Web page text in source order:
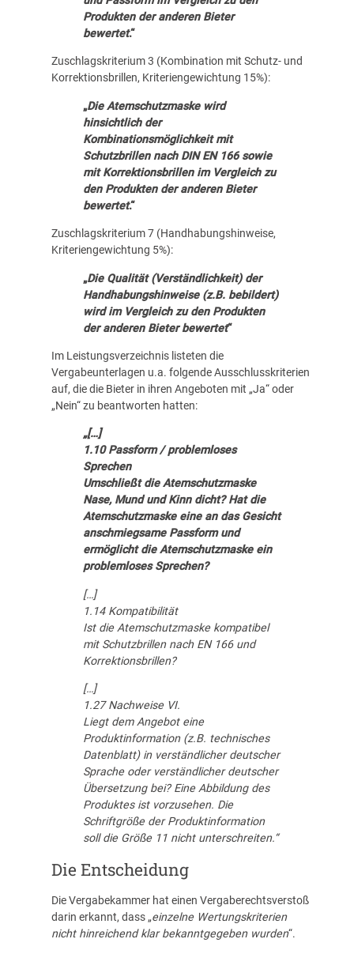
Produkten der anderen Bieter
bewertet.“
Zuschlagskriterium 3 (Kombination mit Schutz- und
Korrektionsbrillen, Kriteriengewichtung 15%):
„Die Atemschutzmaske wird
hinsichtlich der
Kombinationsmöglichkeit mit
Schutzbrillen nach DIN EN 166 sowie
mit Korrektionsbrillen im Vergleich zu
den Produkten der anderen Bieter
bewertet.“
Zuschlagskriterium 7 (Handhabungshinweise,
Kriteriengewichtung 5%):
„Die Qualität (Verständlichkeit) der
Handhabungshinweise (z.B. bebildert)
wird im Vergleich zu den Produkten
der anderen Bieter bewertet“
Im Leistungsverzeichnis listeten die
Vergabeunterlagen u.a. folgende Ausschlusskriterien
auf, die die Bieter in ihren Angeboten mit „Ja“ oder
„Nein“ zu beantworten hatten:
„[…]
1.10 Passform / problemloses
Sprechen
Umschließt die Atemschutzmaske
Nase, Mund und Kinn dicht? Hat die
Atemschutzmaske eine an das Gesicht
anschmiegsame Passform und
ermöglicht die Atemschutzmaske ein
problemloses Sprechen?
[…]
1.14 Kompatibilität
Ist die Atemschutzmaske kompatibel
mit Schutzbrillen nach EN 166 und
Korrektionsbrillen?
[…]
1.27 Nachweise VI.
Liegt dem Angebot eine
Produktinformation (z.B. technisches
Datenblatt) in verständlicher deutscher
Sprache oder verständlicher deutscher
Übersetzung bei? Eine Abbildung des
Produktes ist vorzusehen. Die
Schriftgröße der Produktinformation
soll die Größe 11 nicht unterschreiten.“
Die Entscheidung
Die Vergabekammer hat einen Vergaberechtsverstoß
darin erkannt, dass „einzelne Wertungskriterien
nicht hinreichend klar bekanntgegeben wurden“.